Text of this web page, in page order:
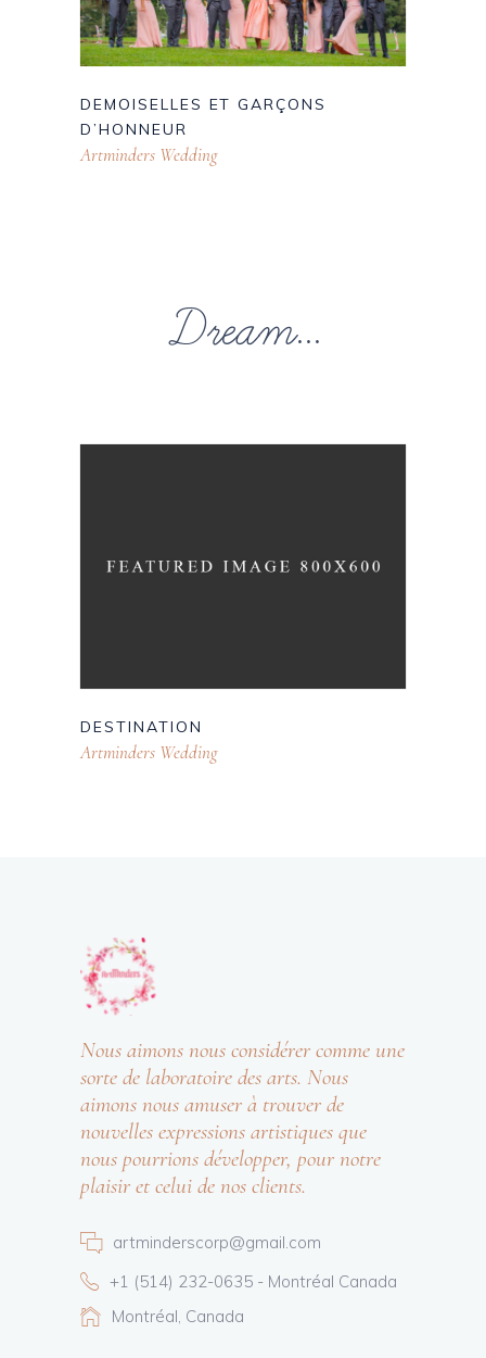
DEMOISELLES ET GARÇONS
D’HONNEUR
Artminders Wedding
Dream...
DESTINATION
Artminders Wedding
Nous aimons nous considérer comme une
sorte de laboratoire des arts. Nous
aimons nous amuser à trouver de
nouvelles expressions artistiques que
nous pourrions développer, pour notre
plaisir et celui de nos clients.
artminderscorp@gmail.com
+1 (514) 232-0635 - Montréal Canada
Montréal, Canada